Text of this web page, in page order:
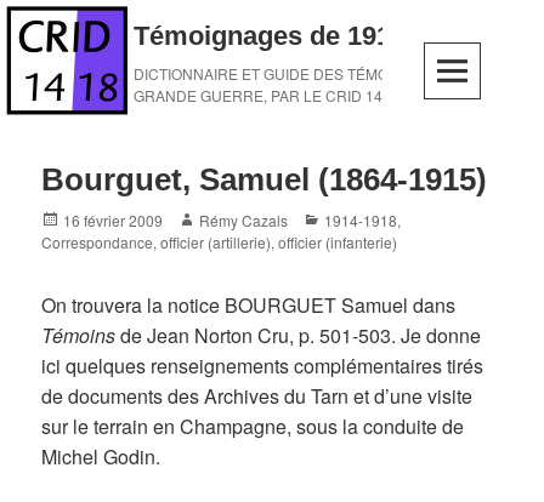
Skip
content
Témoignages de 1914-1918
DICTIONNAIRE ET GUIDE DES TÉMOINS DE LA
GRANDE GUERRE, PAR LE CRID 14-18
Bourguet, Samuel (1864-1915)
Posted
on
16 février 2009 Author
Rémy Cazals Categories
1914-1918,
Correspondance,officier (artillerie),officier (infanterie)
On trouvera la notice BOURGUET Samuel dans
Témoinsde Jean Norton Cru, p. 501-503. Je donne
ici quelques renseignements complémentaires tirés
de documents des Archives du Tarn et d’une visite
sur le terrain en Champagne, sous la conduite de
Michel Godin.